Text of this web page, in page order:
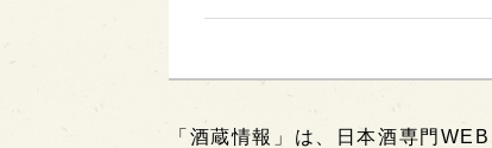
「酒蔵情報」は、日本酒専門